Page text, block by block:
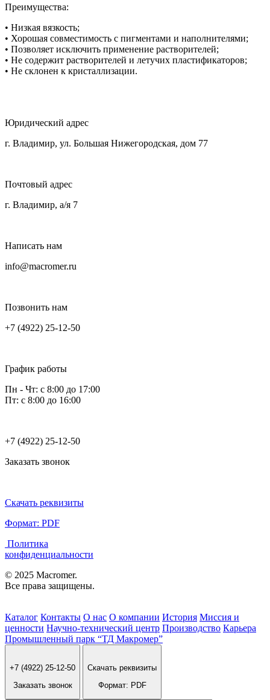
Преимущества:
• Низкая вязкость;
• Хорошая совместимость с пигментами и наполнителями;
• Позволяет исключить применение растворителей;
• Не содержит растворителей и летучих пластификаторов;
• Не склонен к кристаллизации.
Юридический адрес
г. Владимир, ул. Большая Нижегородская, дом 77
Почтовый адрес
г. Владимир, а/я 7
Написать нам
info@macromer.ru
Позвонить нам
+7 (4922) 25-12-50
График работы
Пн - Чт: с 8:00 до 17:00
Пт: с 8:00 до 16:00
+7 (4922) 25-12-50
Заказать звонок
Скачать реквизиты
Формат: PDF
Политика
конфиденциальности
© 2025 Macromer.
Все права защищены.
Каталог Контакты О нас О компании История Миссия и
ценности Научно-технический центр Производство Карьера
Промышленный парк “ТД Макромер”
+7 (4922) 25-12-50
Заказать звонок
Скачать реквизиты
Формат: PDF